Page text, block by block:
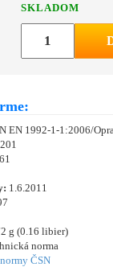
SKLADOM
EN 1992-1-1:2006/
1.6.2011
g (0.16 libier)
norma
ČSN